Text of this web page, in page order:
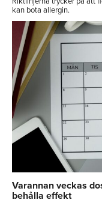
kan bota allergin.
Varannan veckas
behålla effekt